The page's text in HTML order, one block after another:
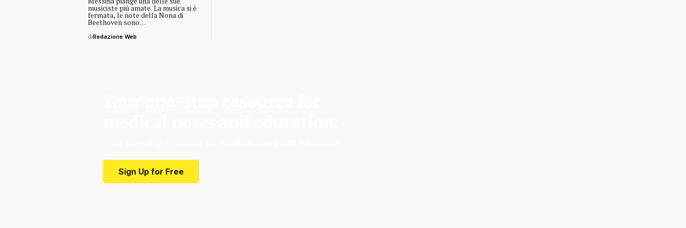
musiciste più amate. La musica si è
fermata, le note della Nona di
Beethoven sono…
diRedazione Web
Sign Up for Free